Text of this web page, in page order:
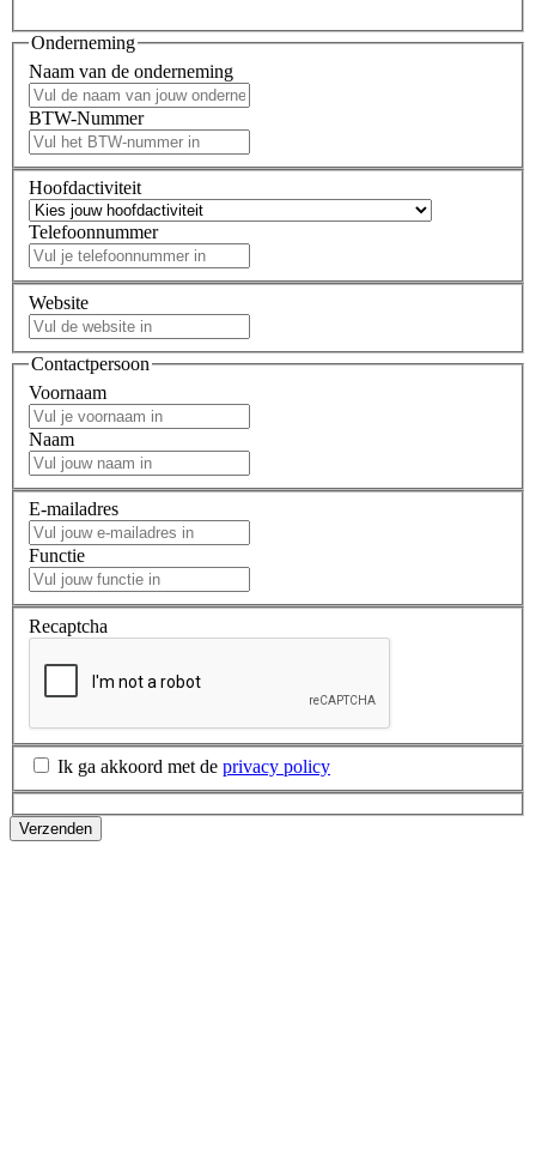
Onderneming
Naam van de onderneming
BTW-Nummer
Hoofdactiviteit
Telefoonnummer
Website
Contactpersoon
Voornaam
Naam
E-mailadres
Functie
Recaptcha
Ik ga akkoord met de privacy policy